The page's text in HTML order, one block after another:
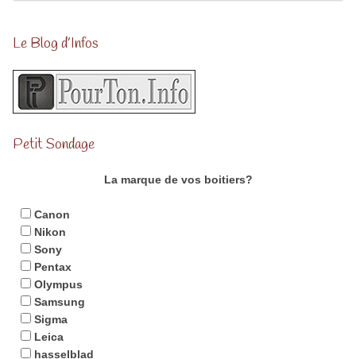
Le Blog d’Infos
Petit Sondage
La marque de vos boitiers?
Canon
Nikon
Sony
Pentax
Olympus
Samsung
Sigma
Leica
hasselblad